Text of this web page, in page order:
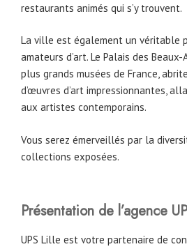
restaurants animés qui s’y trouvent.
La ville est également un véritable
amateurs d’art. Le Palais des
plus grands musées de France,
d’œuvres d’art impressionnantes,
aux artistes contemporains.
Vous serez émerveillés par la
collections exposées.
Présentation de l’agence
UPS Lille est votre partenaire de